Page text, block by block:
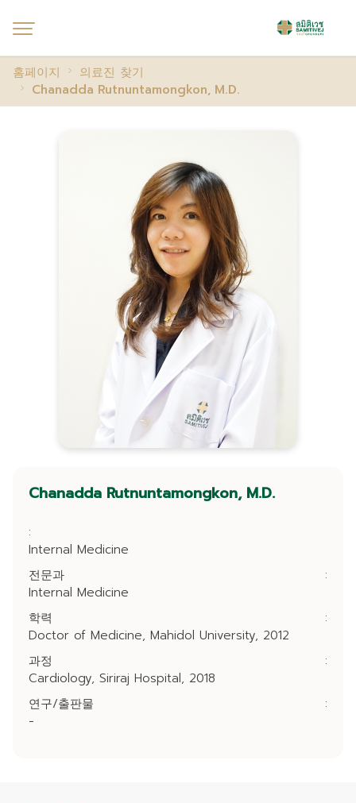
홈페이지
의료진 찾기
Chanadda Rutnuntamongkon, M.D.
Chanadda Rutnuntamongkon, M.D.
:
Internal Medicine
전문과
:
Internal Medicine
학력
:
Doctor of Medicine, Mahidol University, 2012
과정
:
Cardiology, Siriraj Hospital, 2018
연구/출판물
:
-